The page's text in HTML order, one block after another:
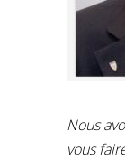
Nous
vous